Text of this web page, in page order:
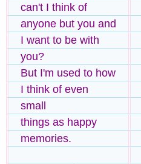
can't I think of
anyone but you and
I want to be with
you?
But I'm used to how
I think of even
small
things as happy
memories.